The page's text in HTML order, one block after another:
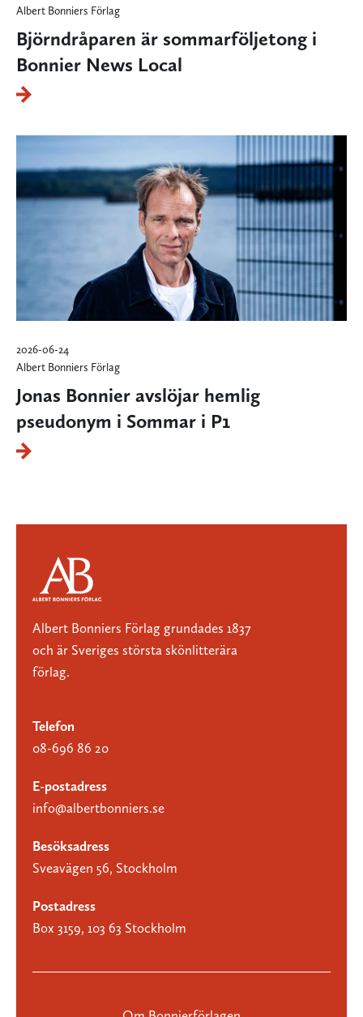
Albert Bonniers Förlag
Björndråparen är sommarföljetong i
Bonnier News Local
2026-06-24
Albert Bonniers Förlag
Jonas Bonnier avslöjar hemlig
pseudonym i Sommar i P1
Albert Bonniers Förlag grundades 1837
och är Sveriges största skönlitterära
förlag.
Telefon
08-696 86 20
E-postadress
info@albertbonniers.se
Besöksadress
Sveavägen 56, Stockholm
Postadress
Box 3159, 103 63 Stockholm